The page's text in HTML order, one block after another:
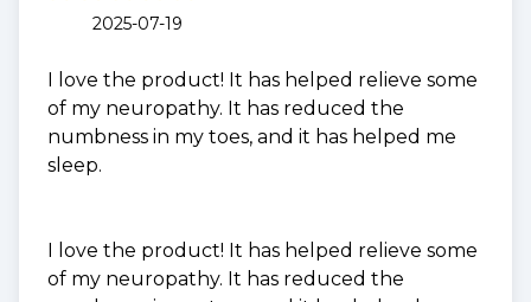
2025-07-19
I love the product! It has helped relieve some
of my neuropathy. It has reduced the
numbness in my toes, and it has helped me
sleep.
I love the product! It has helped relieve some
of my neuropathy. It has reduced the